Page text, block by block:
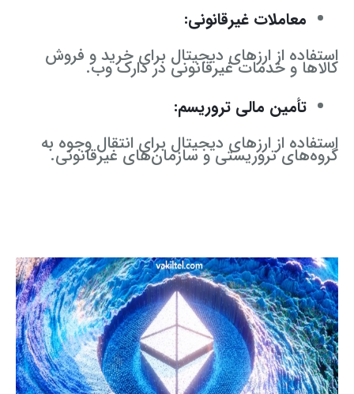
معاملات غیرقانونی:
استفاده از ارزهای دیجیتال برای خرید و فروش
کالاها و خدمات غیرقانونی در دارک وب.
تأمین مالی تروریسم:
استفاده از ارزهای دیجیتال برای انتقال وجوه به
گروه‌های تروریستی و سازمان‌های غیرقانونی.